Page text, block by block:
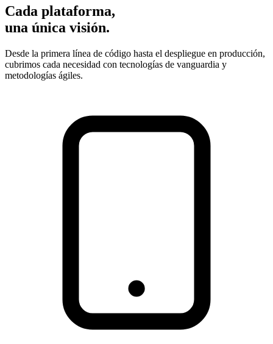
Cada plataforma,
una única visión.
Desde la primera línea de código hasta el despliegue en producción,
cubrimos cada necesidad con tecnologías de vanguardia y
metodologías ágiles.